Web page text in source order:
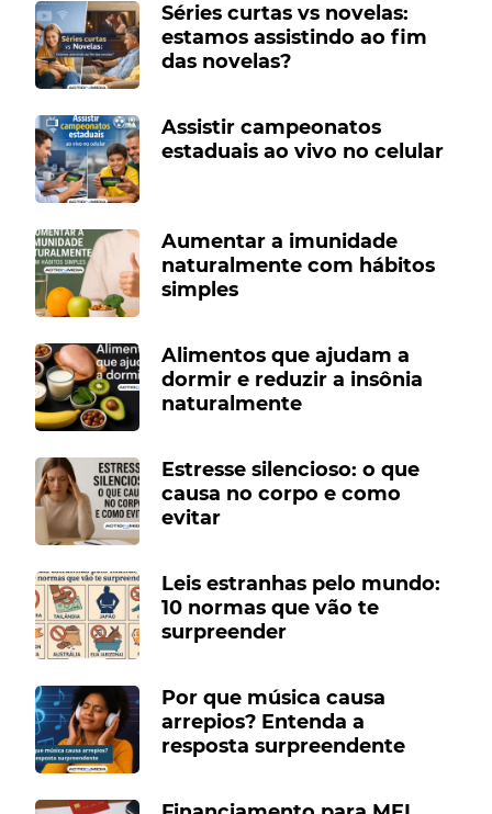
Séries curtas vs novelas:
estamos assistindo ao fim
das novelas?
Assistir campeonatos
estaduais ao vivo no celular
Aumentar a imunidade
naturalmente com hábitos
simples
Alimentos que ajudam a
dormir e reduzir a insônia
naturalmente
Estresse silencioso: o que
causa no corpo e como
evitar
Leis estranhas pelo mundo:
10 normas que vão te
surpreender
Por que música causa
arrepios? Entenda a
resposta surpreendente